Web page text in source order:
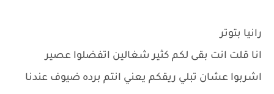
رانيا بتوتر
انا قلت انت بقى لكم كثير شغالين اتفضلوا عصير
اشربوا عشان تبلي ريقكم يعني انتم برده ضيوف عندنا